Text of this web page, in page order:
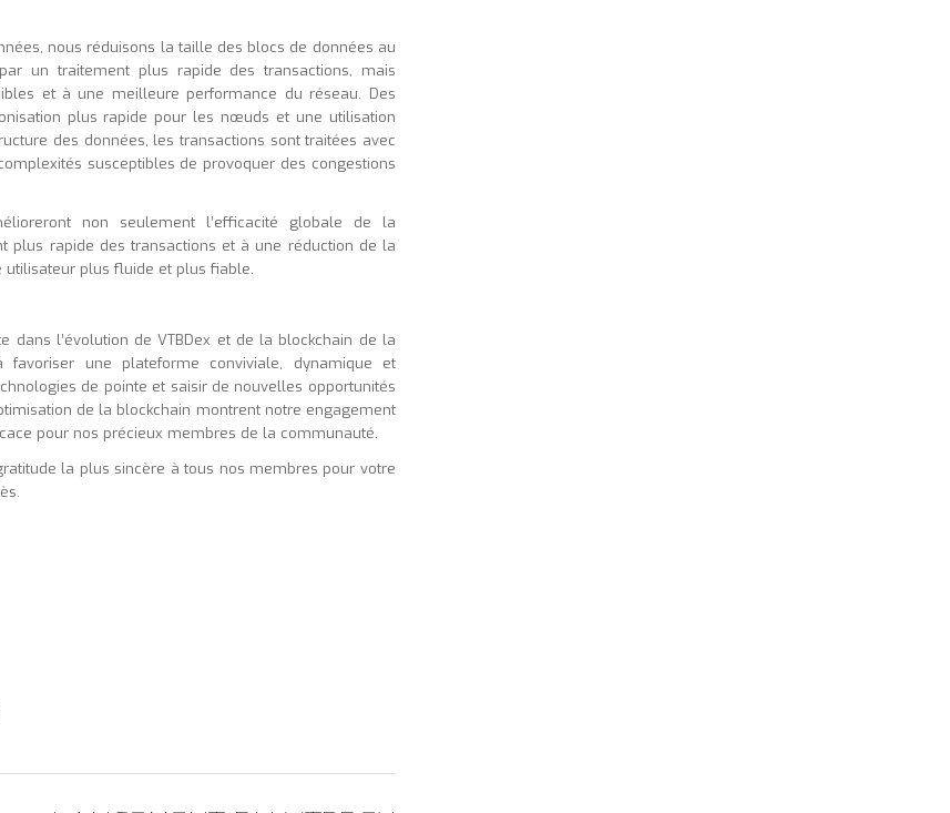
nous réduisons la taille des blocs de données au
un traitement plus rapide des transactions, mais
et à une meilleure performance du réseau. Des
plus rapide pour les nœuds et une utilisation
des données, les transactions sont traitées avec
susceptibles de provoquer des congestions
non seulement l’efficacité globale de la
plus rapide des transactions et à une réduction de la
utilisateur plus fluide et plus fiable.
l’évolution de VTBDex et de la blockchain de la
favoriser une plateforme conviviale, dynamique et
de pointe et saisir de nouvelles opportunités
de la blockchain montrent notre engagement
pour nos précieux membres de la communauté.
la plus sincère à tous nos membres pour votre